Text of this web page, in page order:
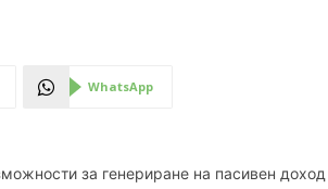
WhatsApp
за генериране на пасивен доход